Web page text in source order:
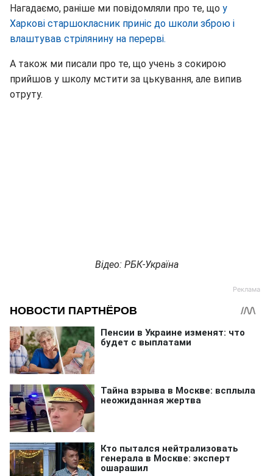
Нагадаємо, раніше ми повідомляли про те, що у
Харкові старшокласник приніс до школи зброю і
влаштував стрілянину на перерві.
А також ми писали про те, що учень з сокирою
прийшов у школу мстити за цькування, але випив
отруту.
Відео: РБК-Україна